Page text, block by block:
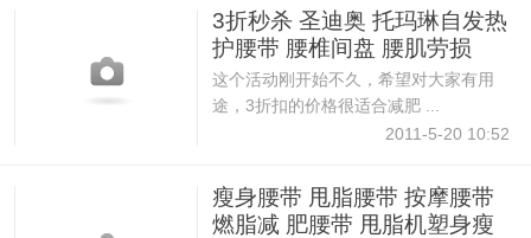
3折秒杀 圣迪奥 托玛琳自发热
护腰带 腰椎间盘 腰肌劳损
这个活动刚开始不久，希望对大家有用
途，3折扣的价格很适合减肥 ...
2011-5-20 10:52
瘦身腰带 甩脂腰带 按摩腰带
燃脂减 肥腰带 甩脂机塑身瘦